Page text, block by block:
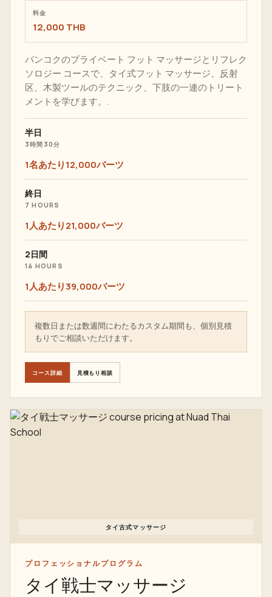
料金
12,000 THB
バンコクのプライベート フット マッサージとリフレク
ソロジー コースで、タイ式フット マッサージ、反射
区、木製ツールのテクニック、下肢の一連のトリート
メントを学びます。.
半日
3時間30分
1名あたり12,000バーツ
終日
7 HOURS
1人あたり21,000バーツ
2日間
14 HOURS
1人あたり39,000バーツ
複数日または数週間にわたるカスタム期間も、個別見積
もりでご相談いただけます。
コース詳細 見積もり相談
タイ古式マッサージ
プロフェッショナルプログラム
タイ戦士マッサージ